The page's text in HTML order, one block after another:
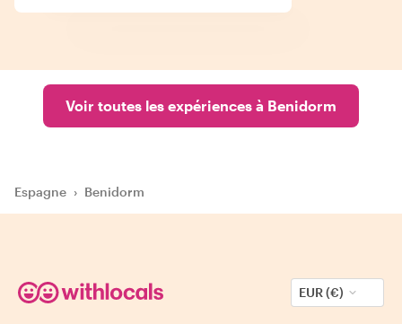
Voir toutes les expériences à Benidorm
Espagne › Benidorm
EUR (€)